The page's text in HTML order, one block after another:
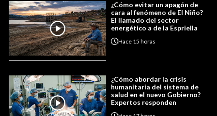
¿Cómo evitar un apagón de
cara al fenómeno de El Niño?
El llamado del sector
energético a de la Espriella
Hace 15 horas
¿Cómo abordar la crisis
humanitaria del sistema de
salud en el nuevo Gobierno?
Expertos responden